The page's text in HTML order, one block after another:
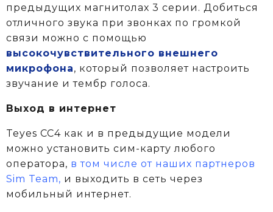
предыдущих магнитолах 3 серии. Добиться
отличного звука при звонках по громкой
связи можно с помощью
высокочувствительного внешнего
микрофона, который позволяет настроить
звучание и тембр голоса.
Выход в интернет
Teyes CC4 как и в предыдущие модели
можно установить сим-карту любого
оператора, в том числе от наших партнеров
Sim Team, и выходить в сеть через
мобильный интернет.